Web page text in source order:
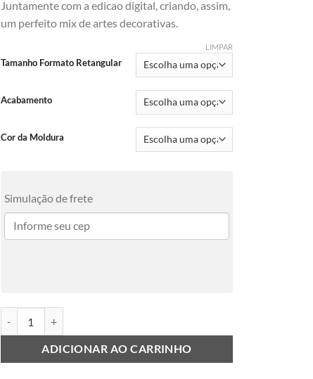
Juntamente com a edicao digital, criando, assim,
um perfeito mix de artes decorativas.
Tamanho Formato Retangular
Acabamento
Cor da Moldura
LIMPAR
Simulação de frete
ADICIONAR AO CARRINHO